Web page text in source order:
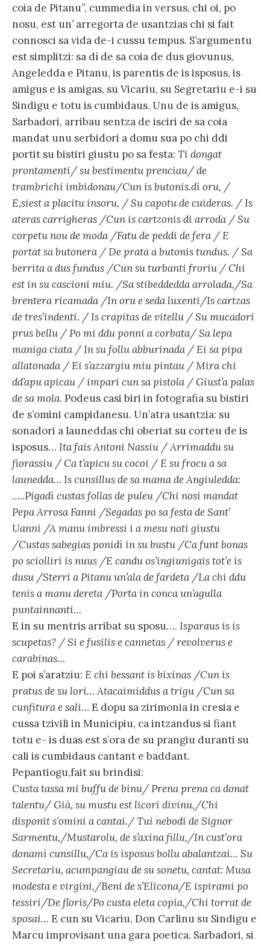
coia de Pitanu”, cummedia in versus, chi oi, po
nosu, est un’ arregorta de usantzias chi si fait
connosci sa vida de-i cussu tempus. S’argumentu
est simplitzi: sa dì de sa coia de dus giovunus,
Angeledda e Pitanu, is parentis de is isposus, is
amigus e is amigas, su Vicariu, su Segretariu e-i su
Sindigu e totu is cumbidaus. Unu de is amigus,
Sarbadori, arribau sentza de isciri de sa coia
mandat unu serbidori a domu sua po chi ddi
portit su bistiri giustu po sa festa: Ti dongat
prontamenti/ su bestimentu prenciau/ de
trambrichi imbidonau/Cun is butonis.di oru, /
E,siest a placitu insoru, / Su capotu de cuideras. / Is
ateras carrigheras /Cun is cartzonis di arroda / Su
corpetu nou de moda /Fatu de peddi de fera / E
portat sa butonera / De prata a butonis tundus. / Sa
berrita a dus fundus /Cun su turbanti froriu / Chi
est in su cascioni miu. /Sa stibeddedda arrolada,/Sa
brentera ricamada /In oru e seda luxenti/Is cartzas
de tres’indenti. / Is crapitas de vitellu / Su mucadori
prus bellu / Po mi ddu ponni a corbata/ Sa lepa
maniga ciata / In su follu abburinada / Ei sa pipa
allatonada / Ei s’azzargiu miu pintau / Mira chi
dd’apu apicau / impari cun sa pistola / Giust’a palas
de sa mola. Podeus casi biri in fotografia su bistiri
de s’omini campidanesu. Un’atra usantzia: su
sonadori a launeddas chi oberiat su corteu de is
isposus… Ita fais Antoni Nassiu / Arrimaddu su
fiorassiu / Ca t’apicu su cocoi / E su frocu a sa
launedda… Is cunsillus de sa mama de Angiuledda:
…..Pigadì custas follas de puleu /Chi nosi mandat
Pepa Arrosa Fanni /Segadas po sa festa de Sant’
Uanni /A manu imbressi i a mesu noti giustu
/Custas sabegias ponidì in su bustu /Ca funt bonas
po sciolliri is nuus /E candu os’ingiunigais tot’e is
dusu /Sterri a Pitanu un’ala de fardeta /La chi ddu
tenis a manu dereta /Porta in conca un’agulla
puntainnanti…
E in su mentris arribat su sposu…. Isparaus is is
scupetas? / Si e fusilis e cannetas / revolverus e
carabinas…
E poi s’aratziu: E chi bessant is bixinas /Cun is
pratus de su lori… Atacaimiddus a trigu /Cun sa
cunfitura e sali… E dopu sa zirimonia in cresia e
cussa tzivili in Municipiu, ca intzandus si fiant
totu e- is duas est s’ora de su prangiu duranti su
cali is cumbidaus cantant e baddant.
Pepantiogu,fait su brindisi:
Custa tassa mi buffu de binu/ Prena prena ca donat
talentu/ Già, su mustu est licori divinu,/Chi
disponit s’omini a cantai./ Tui nebodi de Signor
Sarmentu,/Mustarolu, de s’axina fillu,/In cust’ora
donamì cunsillu,/Ca is isposus bollu abalantzai… Su
Secretariu, acumpangiau de su sonetu, cantat: Musa
modesta e virgini,/Beni de s’Elicona/E ispirami po
tessiri/De floris/Po custa eleta copia,/Chi torrat de
sposai… E cun su Vicariu, Don Carlinu su Sindigu e
Marcu improvisant una gara poetica. Sarbadori, si